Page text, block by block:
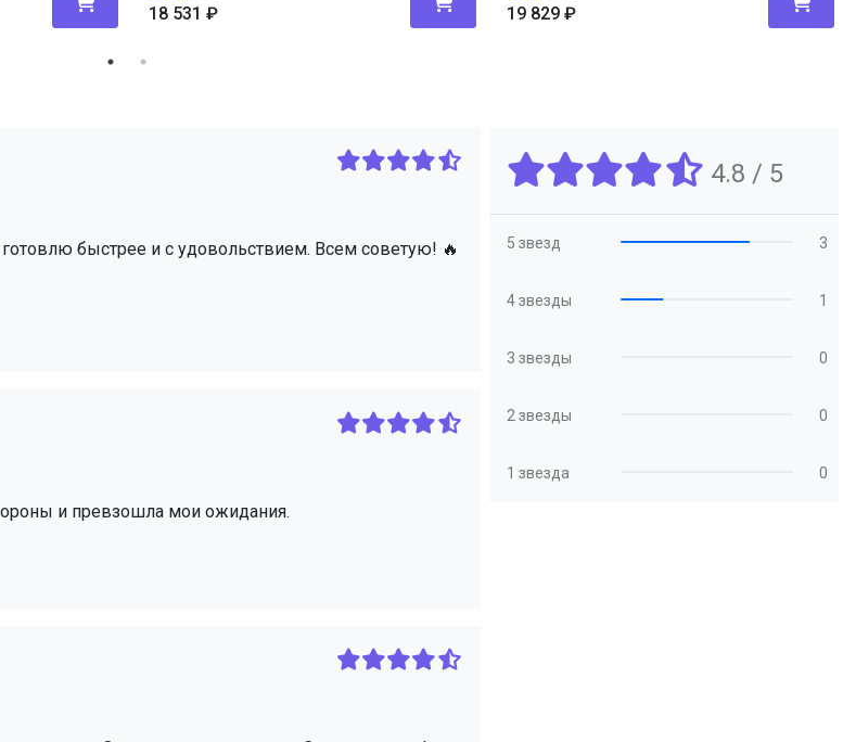
18 531 ₽ 19 829 ₽
готовлю быстрее и с удовольствием. Всем советую! 🔥
и превзошла мои ожидания.
4.8 / 5
5 звезд 3
4 звезды 1
3 звезды 0
2 звезды 0
1 звезда 0